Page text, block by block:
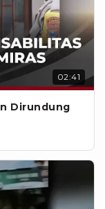
02:41
Dirundung